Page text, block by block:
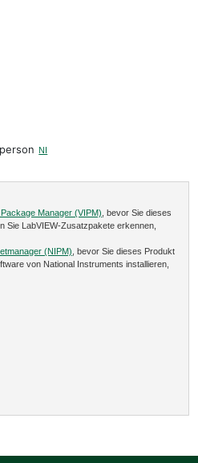
NI
Manager (VIPM) , bevor Sie dieses
Sie LabVIEW-Zusatzpakete erkennen,
(NIPM) , bevor Sie dieses Produkt
von National Instruments installieren,